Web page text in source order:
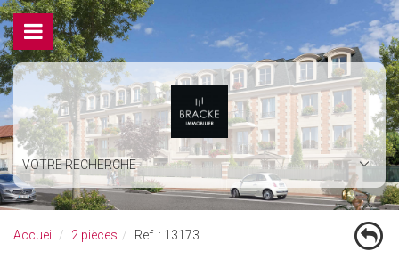
VOTRE RECHERCHE
Accueil 2 pièces Ref. : 13173